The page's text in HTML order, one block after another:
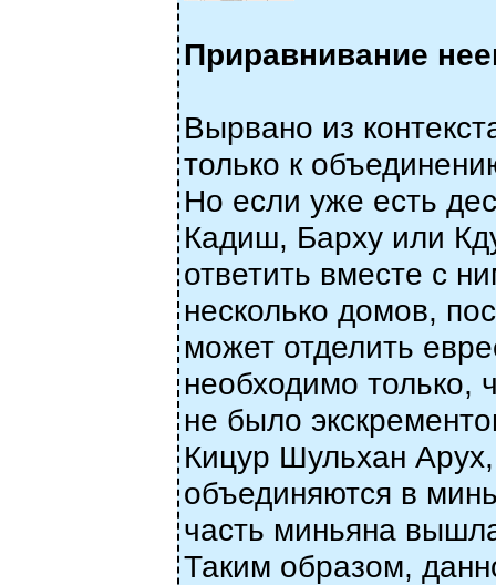
Приравнивание
Вырвано из
только к
Но если уже есть
Кадиш, Барху или
ответить вместе с
несколько домов,
может отделить
необходимо
не было
Кицур Шульхан
объединяются в
часть миньяна
Таким образом,